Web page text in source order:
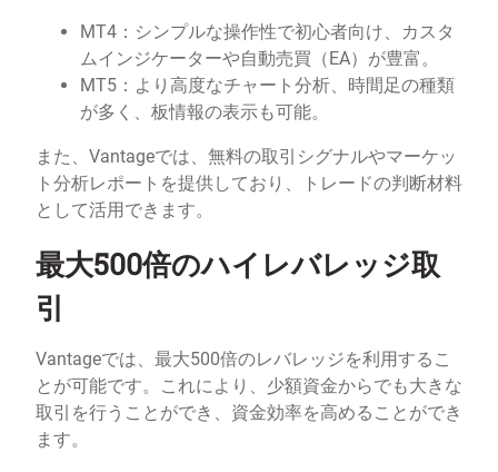
MT4：シンプルな操作性で初心者向け、カスタ
ムインジケーターや自動売買（EA）が豊富。
MT5：より高度なチャート分析、時間足の種類
が多く、板情報の表示も可能。
また、Vantageでは、無料の取引シグナルやマーケッ
ト分析レポートを提供しており、トレードの判断材料
として活用できます。
最大500倍のハイレバレッジ取
引
Vantageでは、最大500倍のレバレッジを利用するこ
とが可能です。これにより、少額資金からでも大きな
取引を行うことができ、資金効率を高めることができ
ます。